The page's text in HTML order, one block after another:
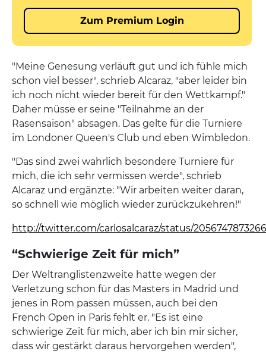
"Meine Genesung verläuft gut und ich fühle mich
schon viel besser", schrieb Alcaraz, "aber leider bin
ich noch nicht wieder bereit für den Wettkampf."
Daher müsse er seine "Teilnahme an der
Rasensaison" absagen. Das gelte für die Turniere
im Londoner Queen's Club und eben Wimbledon.
"Das sind zwei wahrlich besondere Turniere für
mich, die ich sehr vermissen werde", schrieb
Alcaraz und ergänzte: "Wir arbeiten weiter daran,
so schnell wie möglich wieder zurückzukehren!"
http://twitter.com/carlosalcaraz/status/
“Schwierige Zeit für mich”
Der Weltranglistenzweite hatte wegen der
Verletzung schon für das Masters in Madrid und
jenes in Rom passen müssen, auch bei den
French Open in Paris fehlt er. "Es ist eine
schwierige Zeit für mich, aber ich bin mir sicher,
dass wir gestärkt daraus hervorgehen werden",